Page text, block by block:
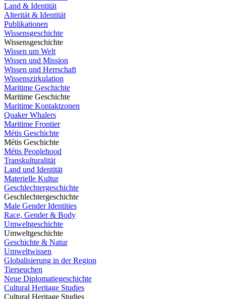
Land & Identität
Alterität & Identität
Publikationen
Wissensgeschichte
Wissensgeschichte
Wissen um Welt
Wissen und Mission
Wissen und Herrschaft
Wissenszirkulation
Maritime Geschichte
Maritime Geschichte
Maritime Kontaktzonen
Quaker Whalers
Maritime Frontier
Métis Geschichte
Métis Geschichte
Métis Peoplehood
Transkulturalität
Land und Identität
Materielle Kultur
Geschlechtergeschichte
Geschlechtergeschichte
Male Gender Identities
Race, Gender & Body
Umweltgeschichte
Umweltgeschichte
Geschichte & Natur
Umweltwissen
Globalisierung in der Region
Tierseuchen
Neue Diplomatiegeschichte
Cultural Heritage Studies
Cultural Heritage Studies